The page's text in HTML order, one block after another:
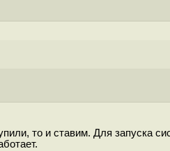
то и ставим. Для запуска